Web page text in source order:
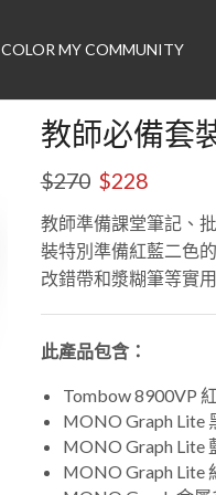
COLOR MY COMMUNITY
教師必備套
$270 $228
教師準備課堂筆記、
裝特別準備紅藍二色
改錯帶和漿糊筆等實
此產品包含：
Tombow 8900VP
MONO Graph Lite
MONO Graph Lite
MONO Graph Lite